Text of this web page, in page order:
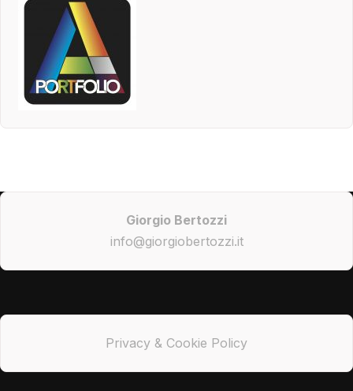
Giorgio Bertozzi
info@giorgiobertozzi.it
Privacy & Cookie Policy